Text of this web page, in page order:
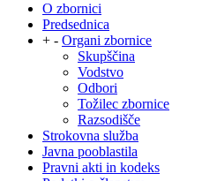
O zbornici
Predsednica
+ - Organi zbornice
Skupščina
Vodstvo
Odbori
Tožilec zbornice
Razsodišče
Strokovna služba
Javna pooblastila
Pravni akti in kodeks